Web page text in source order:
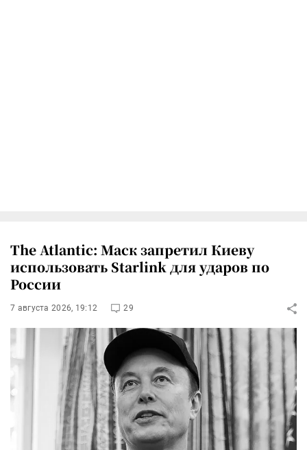
The Atlantic: Маск запретил Киеву
использовать Starlink для ударов по
России
7 августа 2026, 19:12 29